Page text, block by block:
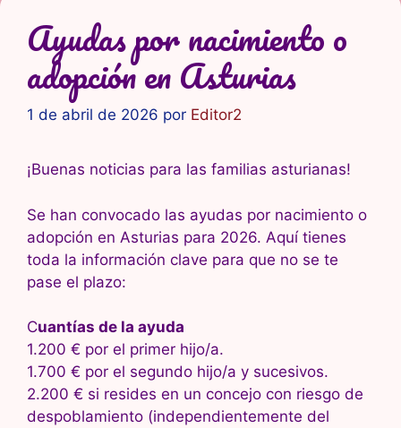
Ayudas por nacimiento o
adopción en Asturias
1 de abril de 2026 por Editor2
¡Buenas noticias para las familias asturianas!
Se han convocado las ayudas por nacimiento o
adopción en Asturias para 2026. Aquí tienes
toda la información clave para que no se te
pase el plazo:
Cuantías de la ayuda
1.200 € por el primer hijo/a.
1.700 € por el segundo hijo/a y sucesivos.
2.200 € si resides en un concejo con riesgo de
despoblamiento (independientemente del